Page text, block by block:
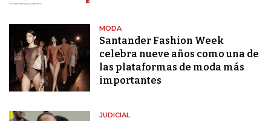
MODA
Santander Fashion Week
celebra nueve años como una de
las plataformas de moda más
importantes
JUDICIAL